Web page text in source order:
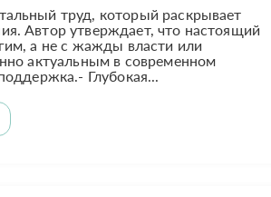
труд, который раскрывает
Автор утверждает, что настоящий
а не с жажды власти или
актуальным в современном
Глубокая...